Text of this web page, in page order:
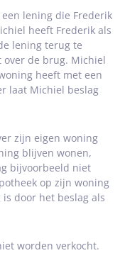
lening die Frederik
heeft Frederik als
lening terug te
over de brug. Michiel
heeft met een
laat Michiel beslag
zijn eigen woning
blijven wonen,
bijvoorbeeld niet
op zijn woning
door het beslag als
worden verkocht.